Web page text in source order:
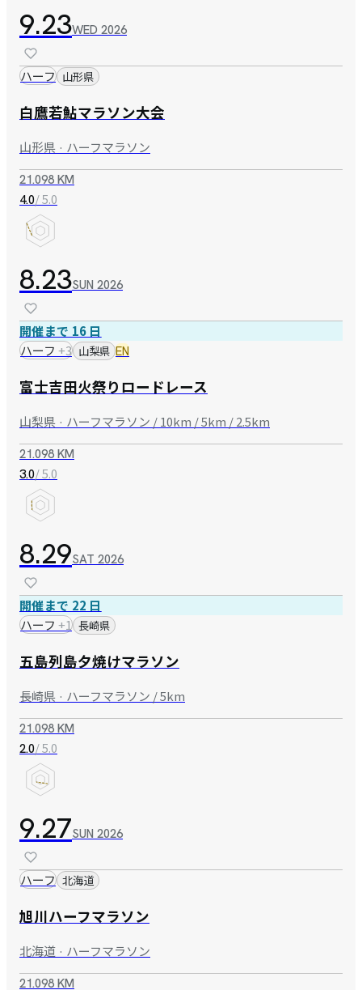
9.23WED 2026
ハーフ 山形県
白鷹若鮎マラソン大会
山形県 · ハーフマラソン
21.098 KM
4.0/ 5.0
8.23SUN 2026
開催まで 16 日
ハーフ +3 山梨県 EN
富士吉田火祭りロードレース
山梨県 · ハーフマラソン / 10km / 5km / 2.5km
21.098 KM
3.0/ 5.0
8.29SAT 2026
開催まで 22 日
ハーフ +1 長崎県
五島列島夕焼けマラソン
長崎県 · ハーフマラソン / 5km
21.098 KM
2.0/ 5.0
9.27SUN 2026
ハーフ 北海道
旭川ハーフマラソン
北海道 · ハーフマラソン
21.098 KM